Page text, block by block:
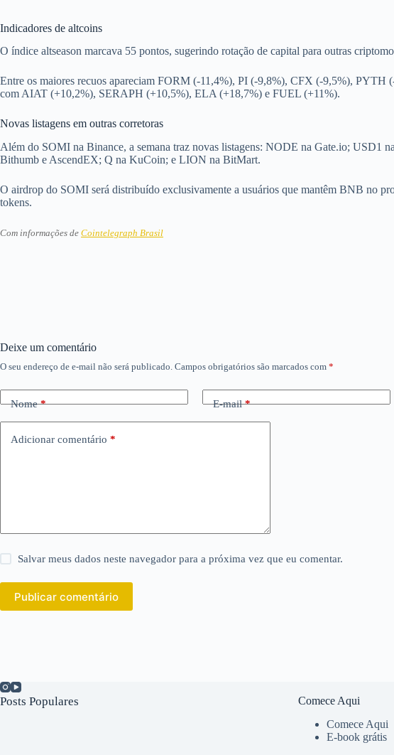
Indicadores de altcoins
O índice altseason marcava 55 pontos, sugerindo rotação de capital para outras
Entre os maiores recuos apareciam FORM (-11,4%), PI (-9,8%), CFX (-9,5%),
com AIAT (+10,2%), SERAPH (+10,5%), ELA (+18,7%) e FUEL (+11%).
Novas listagens em outras corretoras
Além do SOMI na Binance, a semana traz novas listagens: NODE na Gate.io;
Bithumb e AscendEX; Q na KuCoin; e LION na BitMart.
O airdrop do SOMI será distribuído exclusivamente a usuários que mantêm BNB no
tokens.
Com informações de Cointelegraph Brasil
Deixe um comentário
O seu endereço de e-mail não será publicado. Campos obrigatórios são marcados com *
Nome* E-mail*
Adicionar comentário *
Salvar meus dados neste navegador para a próxima vez que eu comentar.
Publicar comentário
Posts Populares
Comece Aqui
Comece Aqui
E-book grátis